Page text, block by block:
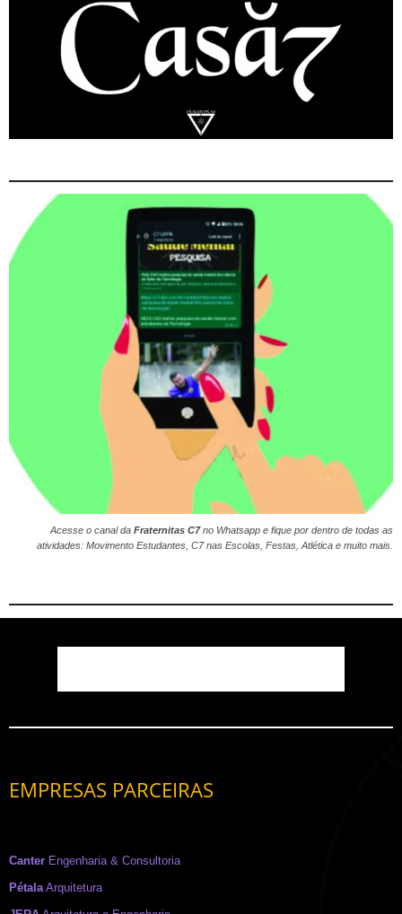
Acesse o canal da Fraternitas C7no Whatsapp e fique por dentro de todas as
atividades: Movimento Estudantes, C7 nas Escolas, Festas, Atlética e muito mais.
EMPRESAS PARCEIRAS
Canter Engenharia & Consultoria
PétalaArquitetura